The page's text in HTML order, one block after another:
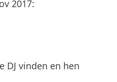
2017:
DJ vinden en hen